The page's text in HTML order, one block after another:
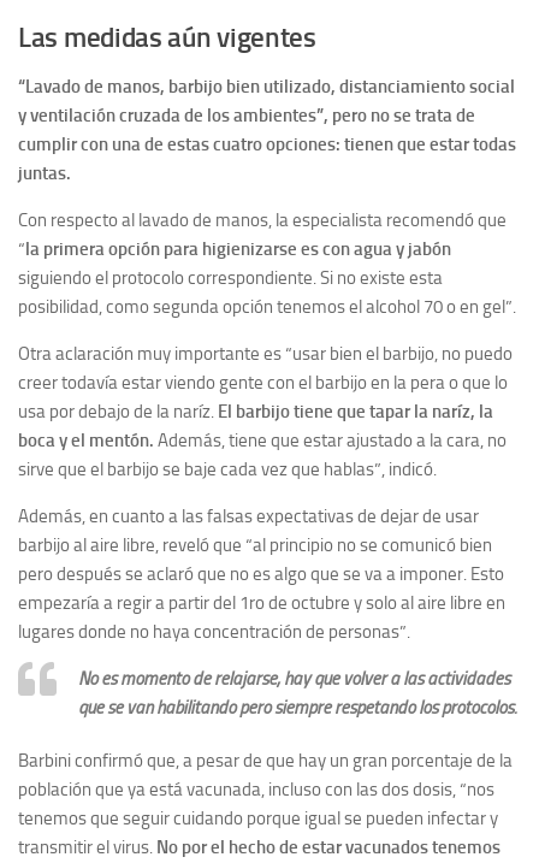
Las medidas aún vigentes
“Lavado de manos, barbijo bien utilizado, distanciamiento social
y ventilación cruzada de los ambientes”, pero no se trata de
cumplir con una de estas cuatro opciones: tienen que estar todas
juntas.
Con respecto al lavado de manos, la especialista recomendó que
“la primera opción para higienizarse es con agua y jabón
siguiendo el protocolo correspondiente. Si no existe esta
posibilidad, como segunda opción tenemos el alcohol 70 o en gel”.
Otra aclaración muy importante es “usar bien el barbijo, no puedo
creer todavía estar viendo gente con el barbijo en la pera o que lo
usa por debajo de la naríz. El barbijo tiene que tapar la naríz, la
boca y el mentón. Además, tiene que estar ajustado a la cara, no
sirve que el barbijo se baje cada vez que hablas”, indicó.
Además, en cuanto a las falsas expectativas de dejar de usar
barbijo al aire libre, reveló que “al principio no se comunicó bien
pero después se aclaró que no es algo que se va a imponer. Esto
empezaría a regir a partir del 1ro de octubre y solo al aire libre en
lugares donde no haya concentración de personas”.
No es momento de relajarse, hay que volver a las actividades
que se van habilitando pero siempre respetando los protocolos.
Barbini confirmó que, a pesar de que hay un gran porcentaje de la
población que ya está vacunada, incluso con las dos dosis, “nos
tenemos que seguir cuidando porque igual se pueden infectar y
transmitir el virus. No por el hecho de estar vacunados tenemos